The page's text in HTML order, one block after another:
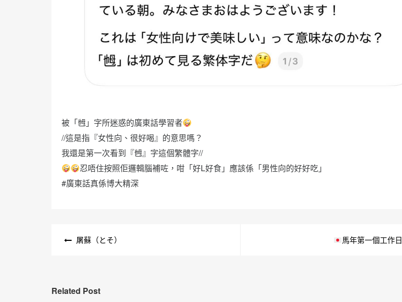
被「乸」字所迷惑的廣東話學習者
//這是指『女性向、很好喝』的意思嗎？
我還是第一次看到『乸』字這個繁體字//
忍唔住按照佢邏輯腦補咗，咁「好L好食」應該係「男性向的好好吃」
#廣東話真係博大精深
屠蘇（とそ） 馬年第一個工作日
Related Post